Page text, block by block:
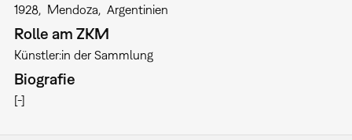
1928 Mendoza Argentinien
Rolle am ZKM
Künstler:in der Sammlung
Biografie
[-]